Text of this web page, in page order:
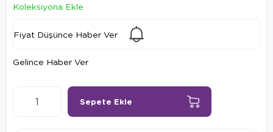
Koleksiyona Ekle
Fiyat Düşünce Haber Ver
Gelince Haber Ver